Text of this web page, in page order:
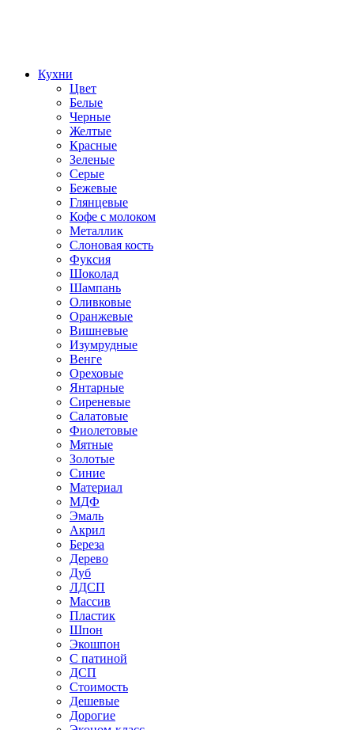
Кухни
Цвет
Белые
Черные
Желтые
Красные
Зеленые
Серые
Бежевые
Глянцевые
Кофе с молоком
Металлик
Слоновая кость
Фуксия
Шоколад
Шампань
Оливковые
Оранжевые
Вишневые
Изумрудные
Венге
Ореховые
Янтарные
Сиреневые
Салатовые
Фиолетовые
Мятные
Золотые
Синие
Материал
МДФ
Эмаль
Акрил
Береза
Дерево
Дуб
ЛДСП
Массив
Пластик
Шпон
Экошпон
С патиной
ДСП
Стоимость
Дешевые
Дорогие